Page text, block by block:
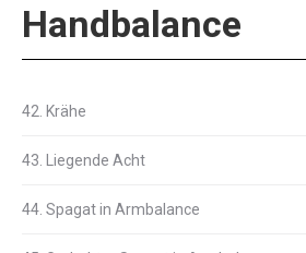
Handbalance
42. Krähe
43. Liegende Acht
44. Spagat in Armbalance